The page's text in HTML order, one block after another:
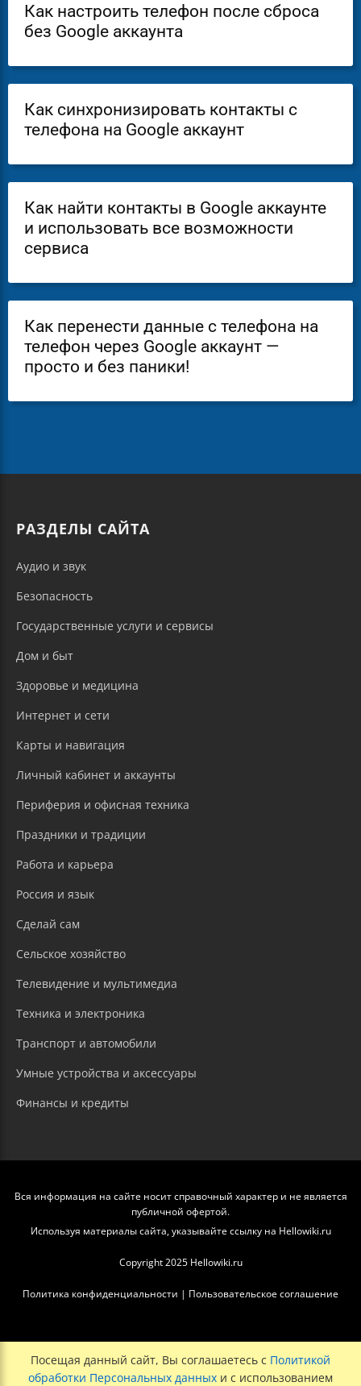
Как настроить телефон после сброса
без Google аккаунта
Как синхронизировать контакты с
телефона на Google аккаунт
Как найти контакты в Google аккаунте
и использовать все возможности
сервиса
Как перенести данные с телефона на
телефон через Google аккаунт —
просто и без паники!
РАЗДЕЛЫ САЙТА
Аудио и звук
Безопасность
Государственные услуги и сервисы
Дом и быт
Здоровье и медицина
Интернет и сети
Карты и навигация
Личный кабинет и аккаунты
Периферия и офисная техника
Праздники и традиции
Работа и карьера
Россия и язык
Сделай сам
Сельское хозяйство
Телевидение и мультимедиа
Техника и электроника
Транспорт и автомобили
Умные устройства и аксессуары
Финансы и кредиты
Вся информация на сайте носит справочный характер и не является
публичной офертой.
Используя материалы сайта, указывайте ссылку на Hellowiki.ru
Copyright 2025 Hellowiki.ru
Политика конфиденциальности | Пользовательское соглашение
Посещая данный сайт, Вы соглашаетесь с Политикой
обработки Персональных данных и с использованием